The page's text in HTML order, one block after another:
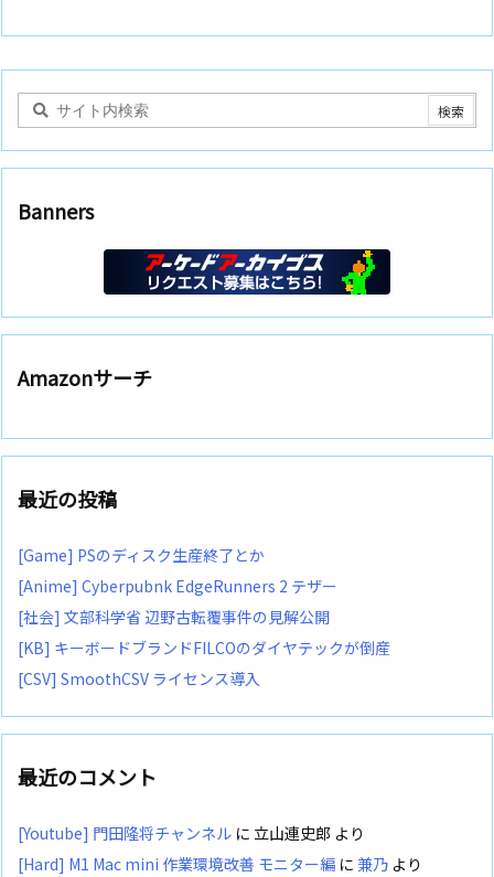
Banners
Amazonサーチ
最近の投稿
[Game] PSのディスク生産終了とか
[Anime] Cyberpubnk EdgeRunners 2 テザー
[社会] 文部科学省 辺野古転覆事件の見解公開
[KB] キーボードブランドFILCOのダイヤテックが倒産
[CSV] SmoothCSV ライセンス導入
最近のコメント
[Youtube] 門田隆将チャンネル に 立山連史郎 より
[Hard] M1 Mac mini 作業環境改善 モニター編 に 兼乃 より